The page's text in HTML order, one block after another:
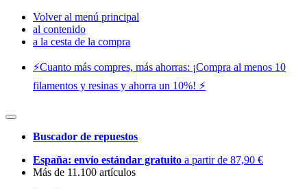
Volver al menú principal
al contenido
a la cesta de la compra
⚡️Cuanto más compres, más ahorras: ¡Compra al menos 10
filamentos y resinas y ahorra un 10%! ⚡️
Buscador de repuestos
España: envío estándar gratuito a partir de 87,90 €
Más de 11.100 artículos